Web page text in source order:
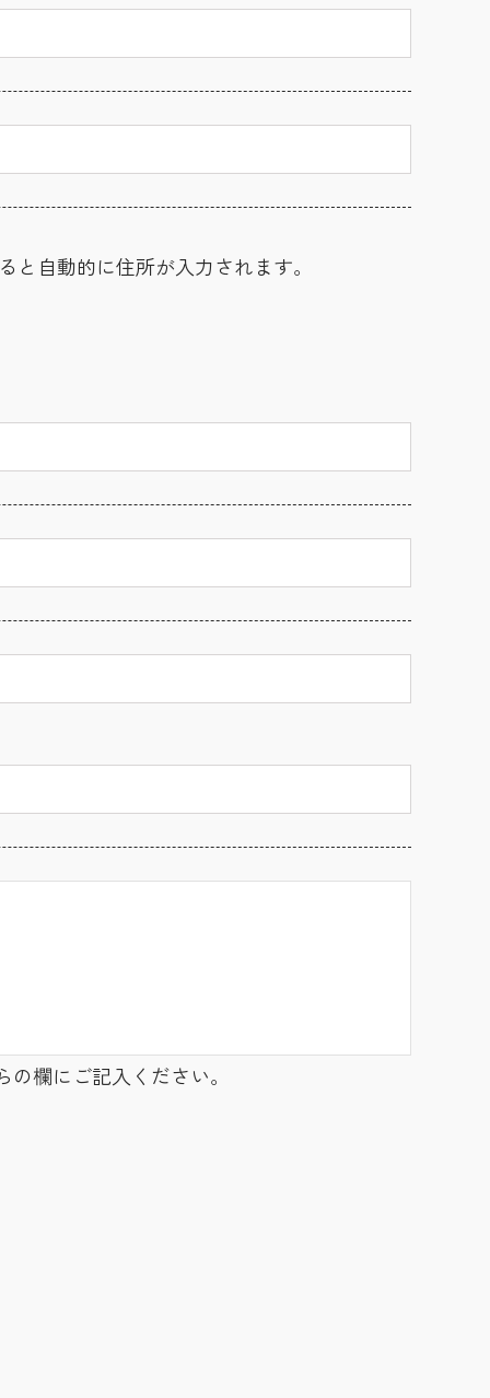
と自動的に住所が入力されます。
欄にご記入ください。